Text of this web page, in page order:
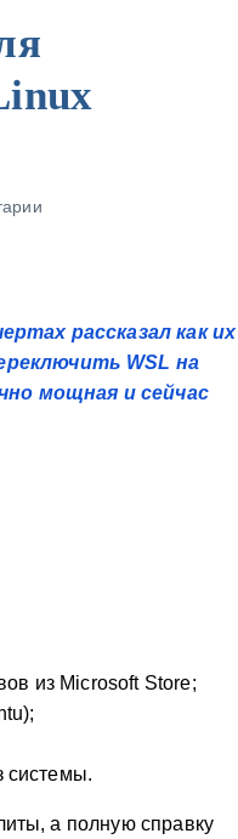
рассказал как их
WSL на
мощная и сейчас
из Microsoft Store;
системы.
а полную справку